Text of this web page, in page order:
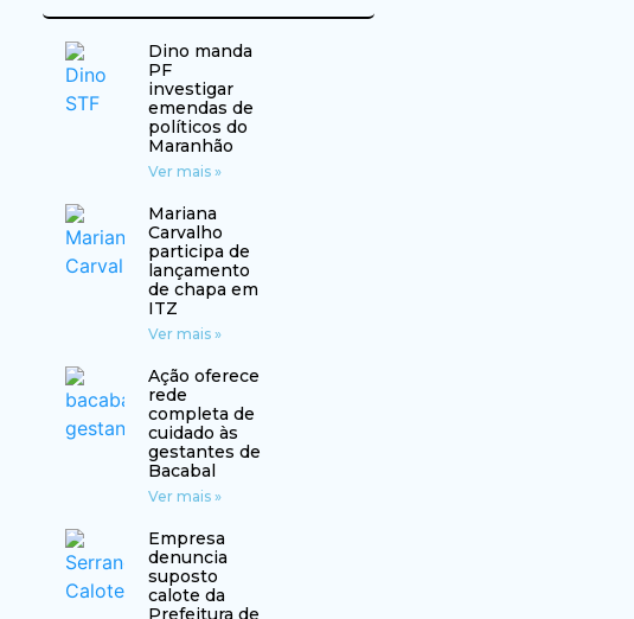
Dino manda
PF
investigar
emendas de
políticos do
Maranhão
Ver mais »
Mariana
Carvalho
participa de
lançamento
de chapa em
ITZ
Ver mais »
Ação oferece
rede
completa de
cuidado às
gestantes de
Bacabal
Ver mais »
Empresa
denuncia
suposto
calote da
Prefeitura de